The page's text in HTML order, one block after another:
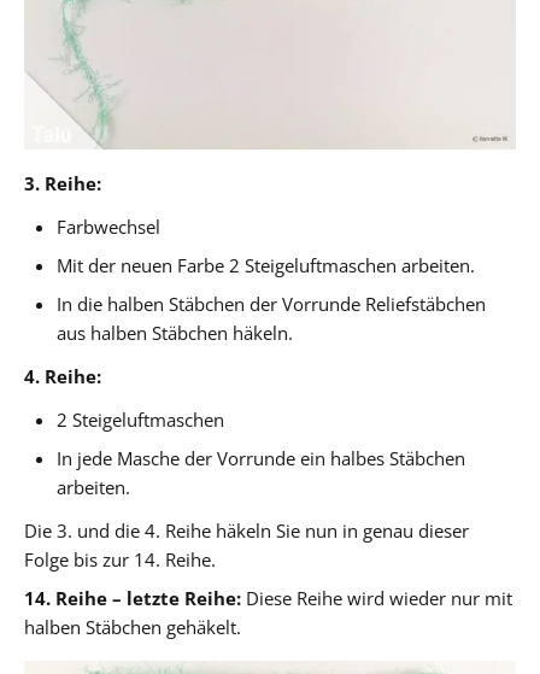
3. Reihe:
Farbwechsel
Mit der neuen Farbe 2 Steigeluftmaschen arbeiten.
In die halben Stäbchen der Vorrunde Reliefstäbchen
aus halben Stäbchen häkeln.
4. Reihe:
2 Steigeluftmaschen
In jede Masche der Vorrunde ein halbes Stäbchen
arbeiten.
Die 3. und die 4. Reihe häkeln Sie nun in genau dieser
Folge bis zur 14. Reihe.
14. Reihe – letzte Reihe: Diese Reihe wird wieder nur mit
halben Stäbchen gehäkelt.